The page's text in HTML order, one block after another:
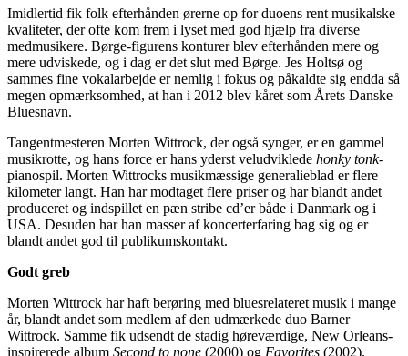
Imidlertid fik folk efterhånden ørerne op for duoens rent musikalske
kvaliteter, der ofte kom frem i lyset med god hjælp fra diverse
medmusikere. Børge-figurens konturer blev efterhånden mere og
mere udviskede, og i dag er det slut med Børge. Jes Holtsø og
sammes fine vokalarbejde er nemlig i fokus og påkaldte sig endda så
megen opmærksomhed, at han i 2012 blev kåret som Årets Danske
Bluesnavn.
Tangentmesteren Morten Wittrock, der også synger, er en gammel
musikrotte, og hans force er hans yderst veludviklede honky tonk-
pianospil. Morten Wittrocks musikmæssige generalieblad er flere
kilometer langt. Han har modtaget flere priser og har blandt andet
produceret og indspillet en pæn stribe cd’er både i Danmark og i
USA. Desuden har han masser af koncerterfaring bag sig og er
blandt andet god til publikumskontakt.
Godt greb
Morten Wittrock har haft berøring med bluesrelateret musik i mange
år, blandt andet som medlem af den udmærkede duo Barner
Wittrock. Samme fik udsendt de stadig høreværdige, New Orleans-
inspirerede album Second to none (2000) og Favorites (2002).